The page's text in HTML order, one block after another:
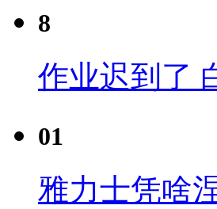
8
作业迟到了
01
雅力士凭啥